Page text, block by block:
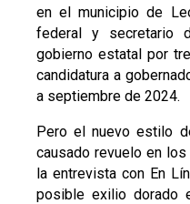
en el municipio de
federal y secretario
gobierno estatal por
candidatura a
a septiembre de 2024.
Pero el nuevo estilo
causado revuelo en
la entrevista con En
posible exilio dorado